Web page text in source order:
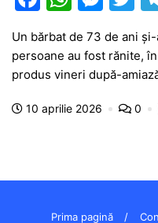
c
e
b
o
k
at
s
A
s
s
e
er
w
er
Un bărbat de 73 de ani
persoane au fost rănite,
produs vineri după-
10 aprilie 2026 0
Prima pagină